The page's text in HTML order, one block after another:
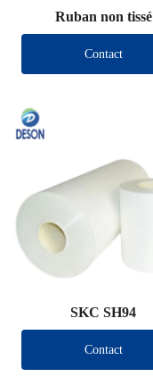
Ruban non tissé
Contact
SKC SH94
Contact